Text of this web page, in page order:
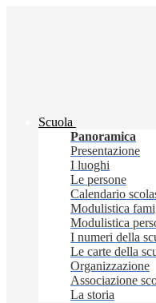
Scuola
Panoramica
Presentazione
I luoghi
Le persone
Calendario
Modulistica
Modulistica
I numeri della
Le carte della
Organizzazione
Associazione
La storia